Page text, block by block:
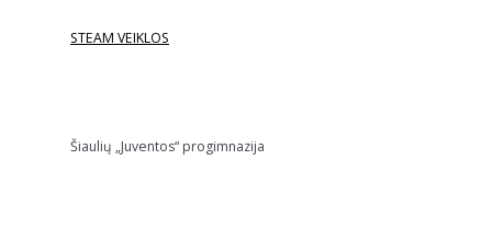
STEAM VEIKLOS
Šiaulių „Juventos“ progimnazija